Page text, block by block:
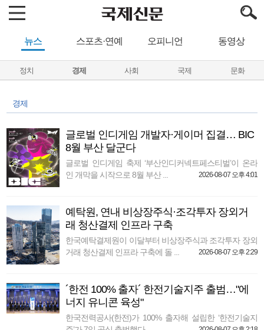
뉴스 스포츠·연예 오피니언 동영상
정치 경제 사회 국제 문화
경제
글로벌 인디게임 개발자·게이머 집결… BIC
8월 부산 달군다
글로벌 인디게임 축제 ‘부산인디커넥트페스티벌’이 온라
인 개막을 시작으로 8월 부산 ...
2026-08-07 오후 4:01
예탁원, 연내 비상장주식·조각투자 장외거
래 청산결제 인프라 구축
한국예탁결제원이 이달부터 비상장주식과 조각투자 장외
거래 청산결제 인프라 구축에 돌 ...
2026-08-07 오후 2:29
´한전 100% 출자´ 한전기술지주 출범…"에
너지 유니콘 육성"
한국전력공사(한전)가 100% 출자해 설립한 ‘한전기술지